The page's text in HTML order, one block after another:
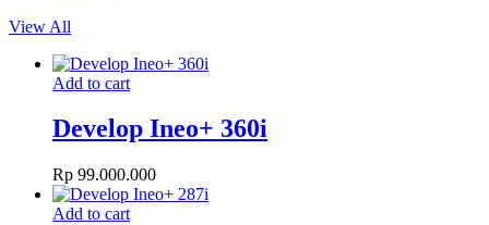
View All
Add to cart
Develop Ineo+ 360i
Rp 99.000.000
Add to cart